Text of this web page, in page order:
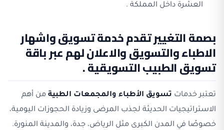
العشرة داخل المملكة .
بصمة التغيير تقدم خدمة تسويق واشهار
الاطباء والتسويق والاعلان لهم عبر باقة
تسويق الطبيب التسويقية .
تعتبر خدماتتسويق الأطباء والمجمعات الطبيةمن أهم
الاستراتيجيات الحديثة لجذب المرضى وزيادة الحجوزات اليومية،
خصوصًا في المدن الكبرى مثل الرياض، جدة، والمدينة المنورة.